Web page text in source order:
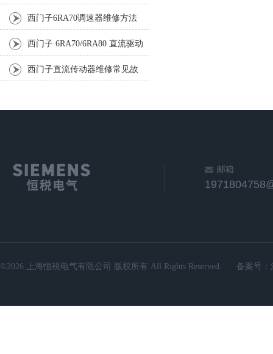
个行业带来更多的创新和价值
西门子6RA70调速器维修方法
的详细介绍分享
西门子 6RA70/6RA80 直流驱动
器原理科普，实用维修要点汇
西门子直流传动器维修常见故
邮箱
©2026 上海恒税电气有限公司 版权所有 All Rights Reserved. 备案号：